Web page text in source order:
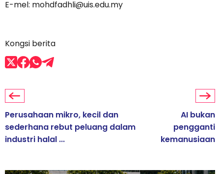
E-mel: mohdfadhli@uis.edu.my
Kongsi berita
Perusahaan mikro, kecil dan
sederhana rebut peluang dalam
industri halal ...
AI bukan
pengganti
kemanusiaan